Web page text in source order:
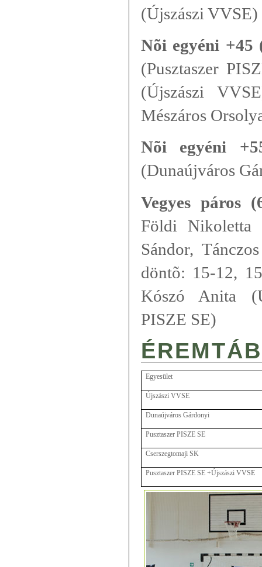
(Újszászi VVSE)
Nõi egyéni +45
(Pusztaszer
(Újszászi
Mészáros
Nõi egyéni
(Dunaújváros
Vegyes páros
Földi Nikoletta
Sándor,
döntõ: 15-12,
Kószó Anita
PISZE SE)
Egyesület
Újszászi VVSE
Dunaújváros Gárdonyi
Pusztaszer PISZE SE
Cserszegtomaji SK
Pusztaszer PISZE SE +Újszászi VVSE